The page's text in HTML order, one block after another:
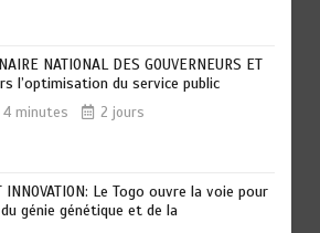
NATIONAL DES GOUVERNEURS ET
l’optimisation du service public
4 minutes 2 jours
INNOVATION: Le Togo ouvre la voie pour
génie génétique et de la